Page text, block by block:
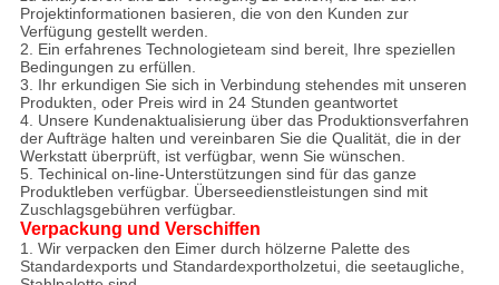
Projektinformationen basieren, die von den Kunden zur
Verfügung gestellt werden.
2. Ein erfahrenes Technologieteam sind bereit, Ihre speziellen
Bedingungen zu erfüllen.
3. Ihr erkundigen Sie sich in Verbindung stehendes mit unseren
Produkten, oder Preis wird in 24 Stunden geantwortet
4. Unsere Kundenaktualisierung über das Produktionsverfahren
der Aufträge halten und vereinbaren Sie die Qualität, die in der
Werkstatt überprüft, ist verfügbar, wenn Sie wünschen.
5. Techinical on-line-Unterstützungen sind für das ganze
Produktleben verfügbar. Überseedienstleistungen sind mit
Zuschlagsgebühren verfügbar.
Verpackung und Verschiffen
1. Wir verpacken den Eimer durch hölzerne Palette des
Standardexports und Standardexportholzetui, die seetaugliche,